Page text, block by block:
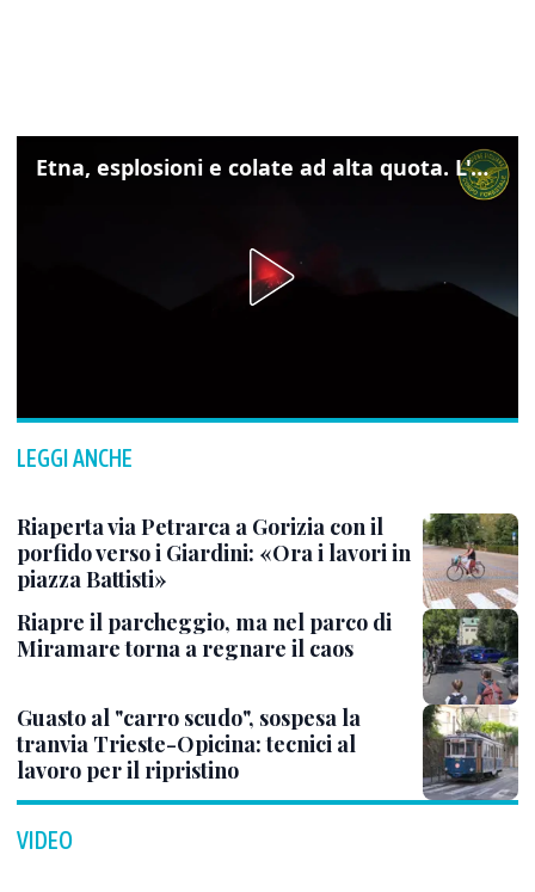
Etna, esplosioni e colate ad alta quota. L'aeroporto di Catania verso la normalità
LEGGI ANCHE
Riaperta via Petrarca a Gorizia con il
porfido verso i Giardini: «Ora i lavori in
piazza Battisti»
Riapre il parcheggio, ma nel parco di
Miramare torna a regnare il caos
Guasto al "carro scudo", sospesa la
tranvia Trieste-Opicina: tecnici al
lavoro per il ripristino
VIDEO